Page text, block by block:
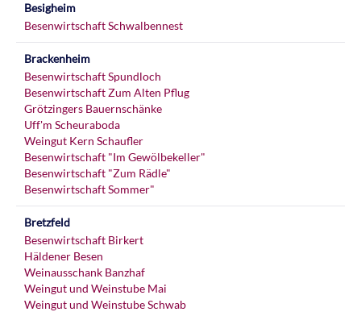
Besigheim
Besenwirtschaft Schwalbennest
Brackenheim
Besenwirtschaft Spundloch
Besenwirtschaft Zum Alten Pflug
Grötzingers Bauernschänke
Uff'm Scheuraboda
Weingut Kern Schaufler
Besenwirtschaft "Im Gewölbekeller"
Besenwirtschaft "Zum Rädle"
Besenwirtschaft Sommer"
Bretzfeld
Besenwirtschaft Birkert
Häldener Besen
Weinausschank Banzhaf
Weingut und Weinstube Mai
Weingut und Weinstube Schwab